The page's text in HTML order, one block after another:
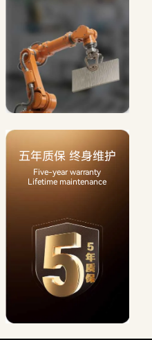
五年质保 终身维护
Five-year warranty
Lifetime maintenance